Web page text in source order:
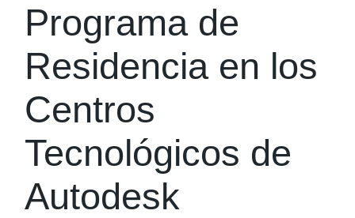
Programa de
Residencia en los
Centros
Tecnológicos de
Autodesk